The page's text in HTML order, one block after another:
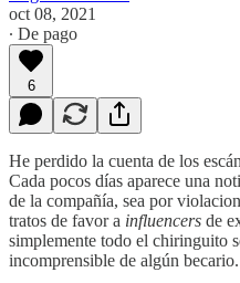
oct 08, 2021
∙ De pago
6
He perdido la cuenta de los
Cada pocos días aparece una
de la compañía, sea por
tratos de favor a influencers de
simplemente todo el chiringuito
incomprensible de algún becario.